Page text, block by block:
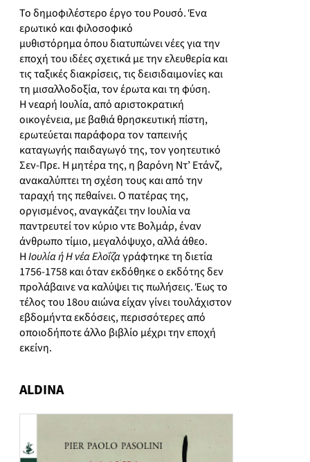
Το δημοφιλέστερο έργο του Ρουσό. Ένα
ερωτικό και φιλοσοφικό
μυθιστόρημα όπου διατυπώνει νέες για την
εποχή του ιδέες σχετικά με την ελευθερία και
τις ταξικές διακρίσεις, τις δεισιδαιμονίες και
τη μισαλλοδοξία, τον έρωτα και τη φύση.
Η νεαρή Ιουλία, από αριστοκρατική
οικογένεια, με βαθιά θρησκευτική πίστη,
ερωτεύεται παράφορα τον ταπεινής
καταγωγής παιδαγωγό της, τον γοητευτικό
Σεν-Πρε. Η μητέρα της, η βαρόνη Ντ’ Ετάνζ,
ανακαλύπτει τη σχέση τους και από την
ταραχή της πεθαίνει. Ο πατέρας της,
οργισμένος, αναγκάζει την Ιουλία να
παντρευτεί τον κύριο ντε Βολμάρ, έναν
άνθρωπο τίμιο, μεγαλόψυχο, αλλά άθεο.
ΗΙουλία ή Η νέα Ελοΐζαγράφτηκε τη διετία
1756-1758 και όταν εκδόθηκε ο εκδότης δεν
προλάβαινε να καλύψει τις πωλήσεις. Έως το
τέλος του 18ου αιώνα είχαν γίνει τουλάχιστον
εβδομήντα εκδόσεις, περισσότερες από
οποιοδήποτε άλλο βιβλίο μέχρι την εποχή
εκείνη.
ALDINA